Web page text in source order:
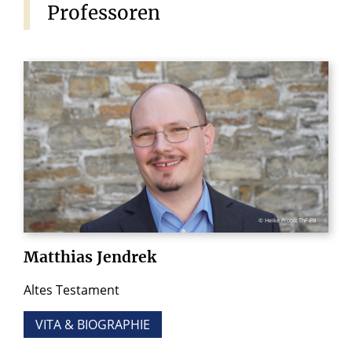
Professoren
© Heike Probst ThF-PB
Matthias Jendrek
Altes Testament
VITA & BIOGRAPHIE